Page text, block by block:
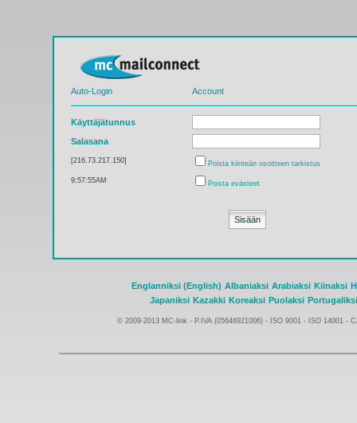
Auto-Login Account
Käyttäjätunnus
Salasana
[216.73.217.150] Poista kiinteän osoitteen tarkistus
9:57:55AM Poista evästeet
Englanniksi (English) Albaniaksi Arabiaksi Kiinaksi
Japaniksi Kazakki Koreaksi Puolaksi Portugaliksi
© 2009-2013 MC-link - P.IVA (05646921006) - ISO 9001 - ISO 14001-